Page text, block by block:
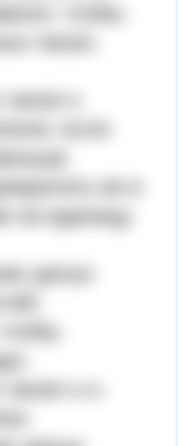
чтобы
к
целых